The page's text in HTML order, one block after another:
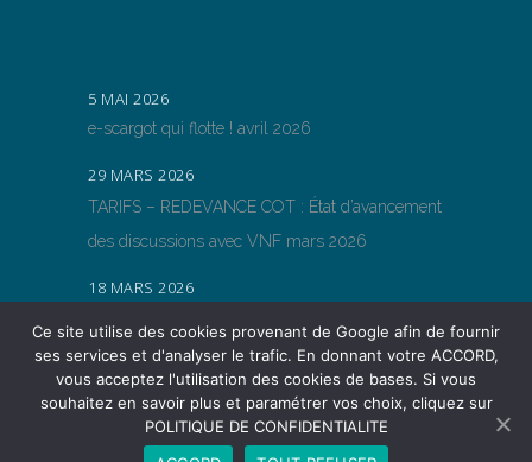
5 MAI 2026
e-scargot qui flotte ! avril 2026
29 MARS 2026
TARIFS – REDEVANCE COT : État d’avancement
des discussions avec VNF mars 2026
18 MARS 2026
des discussions avec VNF
Ce site utilise des cookies provenant de Google afin de fournir
ses services et d'analyser le trafic. En donnant votre ACCORD,
vous acceptez l'utilisation des cookies de bases. Si vous
souhaitez en savoir plus et paramétrer vos choix, cliquez sur
POLITIQUE DE CONFIDENTIALITE